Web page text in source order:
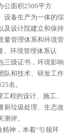
公面积2500平方
设备生产为一体的综
及设计院建立和保持
量管理体系和环境管
、环境管理体系认
三级证书，环境影响
队和技术、研发工作
名。
程的设计、施工、
厨垃圾处理、生态改
评。
精神，本着“引领环